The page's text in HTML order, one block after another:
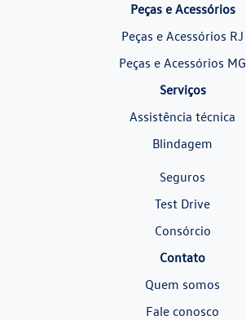
Peças e Acessórios
Peças e Acessórios RJ
Peças e Acessórios MG
Serviços
Assistência técnica
Blindagem
Seguros
Test Drive
Consórcio
Contato
Quem somos
Fale conosco